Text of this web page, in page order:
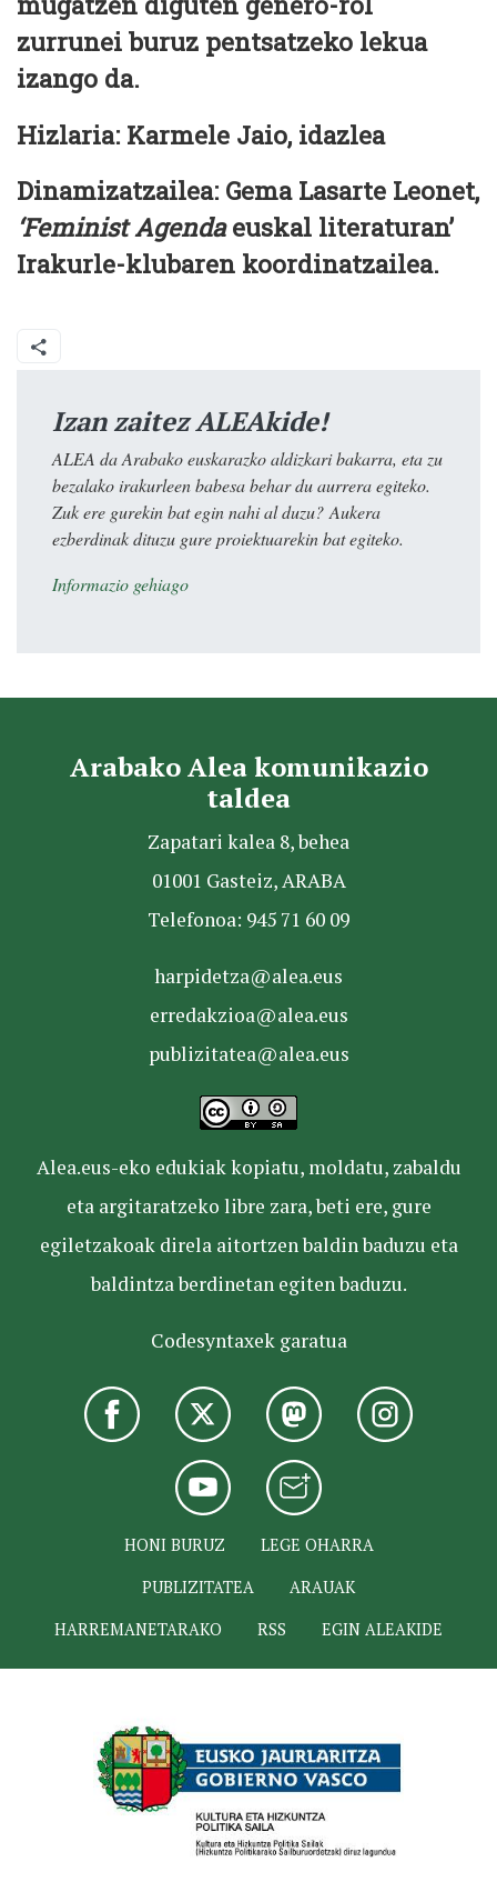
zurrunei buruz pentsatzeko lekua
izango da.
Hizlaria: Karmele Jaio, idazlea
Dinamizatzailea: Gema Lasarte Leonet,
‘Feminist Agendaeuskal literaturan’
Irakurle-klubaren koordinatzailea.
Izan zaitez ALEAkide!
ALEA da Arabako euskarazko aldizkari bakarra, eta zu
bezalako irakurleen babesa behar du aurrera egiteko.
Zuk ere gurekin bat egin nahi al duzu? Aukera
ezberdinak dituzu gure proiektuarekin bat egiteko.
Informazio gehiago
Arabako Alea komunikazio
taldea
Zapatari kalea 8, behea
01001 Gasteiz, ARABA
Telefonoa: 945 71 60 09
harpidetza@alea.eus
erredakzioa@alea.eus
publizitatea@alea.eus
Alea.eus-eko edukiak kopiatu, moldatu, zabaldu
eta argitaratzeko libre zara, beti ere, gure
egiletzakoak direla aitortzen baldin baduzu eta
baldintza berdinetan egiten baduzu.
Codesyntaxek garatua
HONI BURUZ
LEGE OHARRA
PUBLIZITATEA
ARAUAK
HARREMANETARAKO
RSS EGIN ALEAKIDE